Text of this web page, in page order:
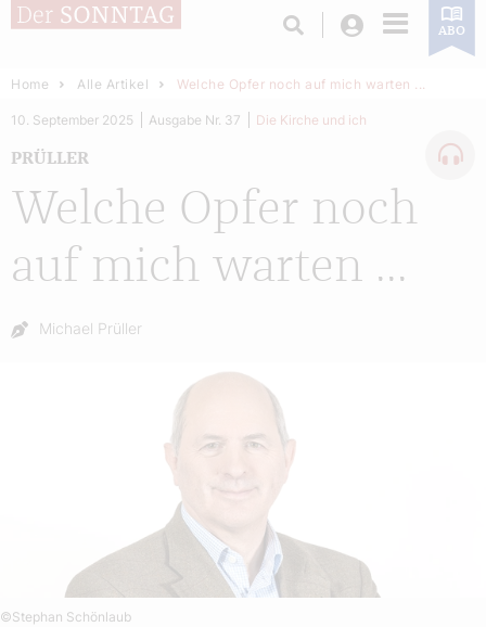
Login ABO
Home Alle Artikel Welche Opfer noch auf mich warten ...
Welche Opfer noch
auf mich warten ...
PRÜLLER
10. September 2025 Ausgabe Nr. 37 Die Kirche und ich
Autor:
Michael Prüller
©Stephan Schönlaub